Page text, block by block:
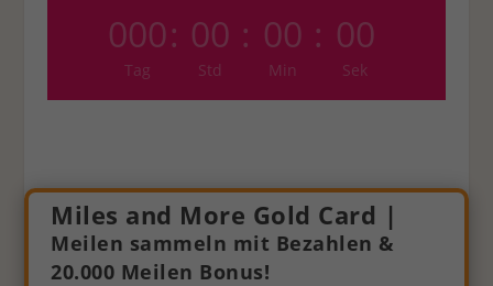
000
Tag
: 00
Std
: 00
Min
: 00
Sek
Miles and More Gold Card |
Meilen sammeln mit Bezahlen &
20.000 Meilen Bonus!